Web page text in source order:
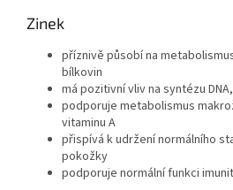
Zinek
příznivě působí na
bílkovin
má pozitivní vliv na syntézu
podporuje metabolismus
vitaminu A
přispívá k udržení normálního
pokožky
podporuje normální funkci